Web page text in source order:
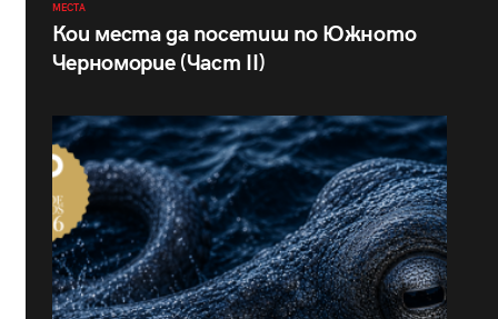
МЕСТА
Кои места да посетиш по Южното
Черноморие (Част II)